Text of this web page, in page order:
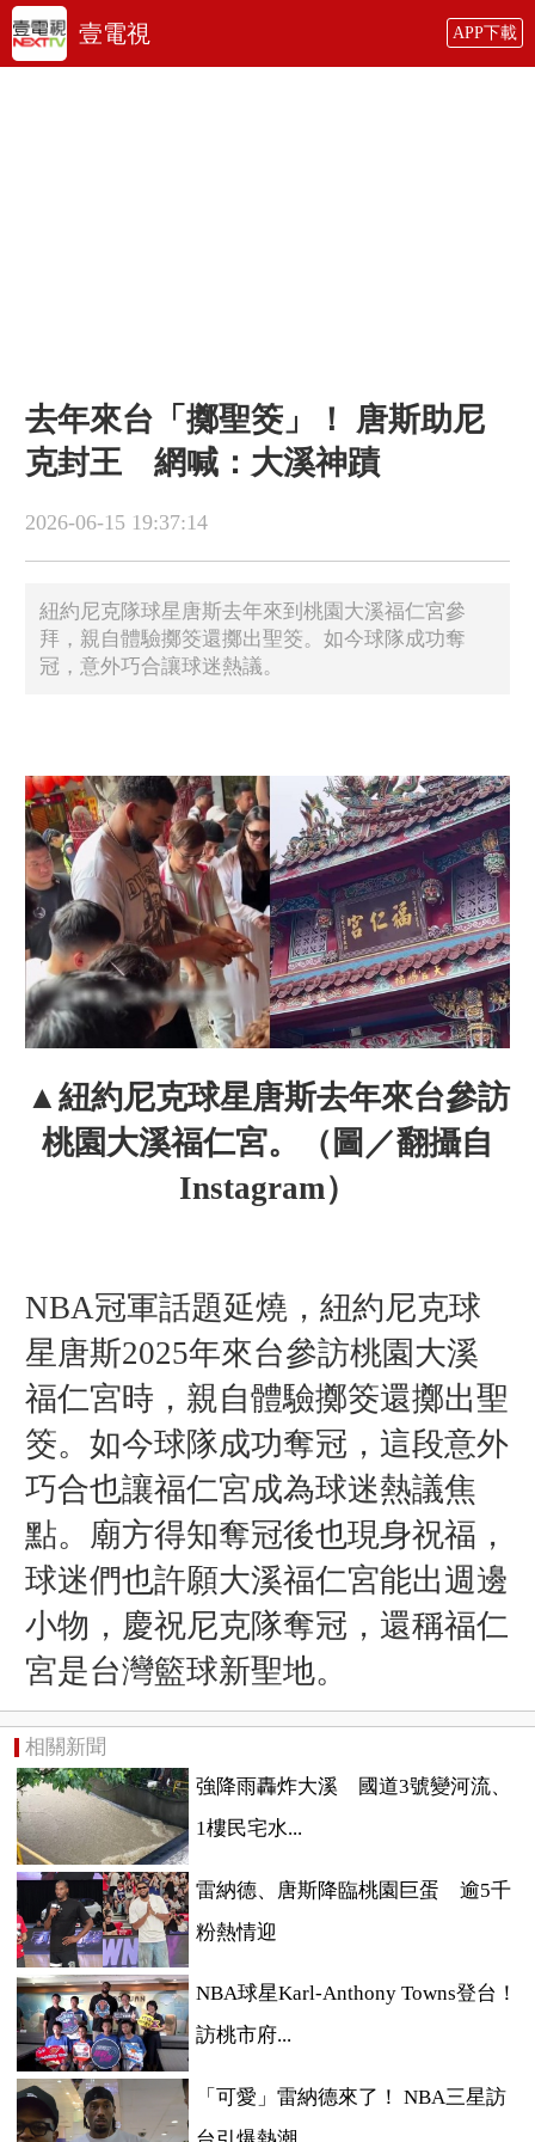
壹電視 APP下載
去年來台「擲聖筊」！ 唐斯助尼
克封王 網喊：大溪神蹟
2026-06-15 19:37:14
紐約尼克隊球星唐斯去年來到桃園大溪福仁宮參
拜，親自體驗擲筊還擲出聖筊。如今球隊成功奪
冠，意外巧合讓球迷熱議。
▲ 紐約尼克球星唐斯去年來台參訪
桃園大溪福仁宮。
（圖／翻攝自
Instagram）
NBA冠軍話題延燒，紐約尼克球
星唐斯2025年來台參訪桃園大溪
福仁宮時，親自體驗擲筊還擲出聖
筊。如今球隊成功奪冠，這段意外
巧合也讓福仁宮成為球迷熱議焦
點。 廟方得知奪冠後也現身祝福，
球迷們也許願大溪福仁宮能出週邊
小物，慶祝尼克隊奪冠，還稱福仁
宮是台灣籃球新聖地。
相關新聞
強降雨轟炸大溪 國道3號變河流、
1樓民宅水...
雷納德、唐斯降臨桃園巨蛋 逾5千
粉熱情迎
NBA球星Karl-Anthony Towns登台！
訪桃市府...
「可愛」雷納德來了！ NBA三星訪